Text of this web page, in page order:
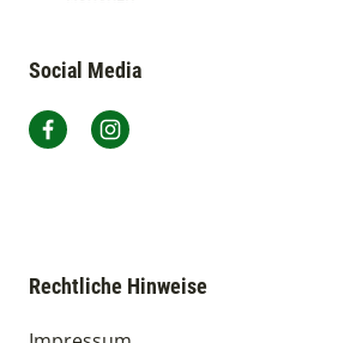
Social Media
Auer Dult München auf Facebook
Auer Dult München auf
Rechtliche Hinweise